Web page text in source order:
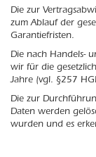
Die zur
zum Ablauf der
Garantiefristen.
Die nach Handels-
wir für die
Jahre (vgl. §257
Die zur
Daten werden
wurden und es